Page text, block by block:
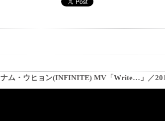
ナム・ウヒョン(INFINITE) MV「Write…」 ／